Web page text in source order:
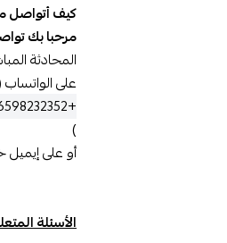
كيف أتواصل
مرحبا بك
المحادثة
على
+966598232352
)
أو على إيميل
الأسئلة